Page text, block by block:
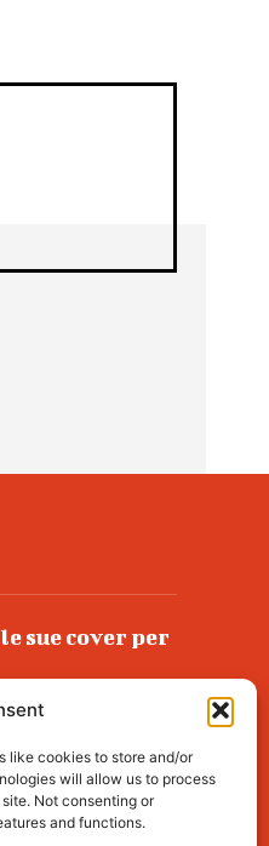
like cookies to store and/or
will allow us to process
Not consenting or
and functions.
sue cover per